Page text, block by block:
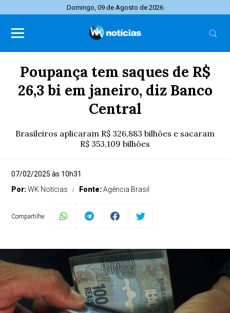
Domingo, 09 de Agosto de 2026
Poupança tem saques de R$
26,3 bi em janeiro, diz Banco
Central
Brasileiros aplicaram R$ 326,883 bilhões e sacaram
R$ 353,109 bilhões
07/02/2025 às 10h31
Por:WK Notícias Fonte:Agência Brasil
Compartilhe: